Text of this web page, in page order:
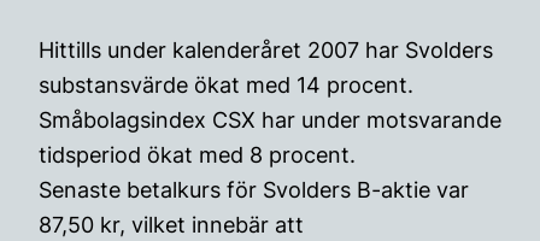
Hittills under kalenderåret 2007 har Svolders
substansvärde ökat med 14 procent.
Småbolagsindex CSX har under motsvarande
tidsperiod ökat med 8 procent.
Senaste betalkurs för Svolders B-aktie var
87,50 kr, vilket innebär att